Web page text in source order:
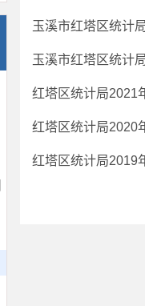
玉溪市红塔区统计
玉溪市红塔区统计
红塔区统计局2021
红塔区统计局2020
红塔区统计局2019